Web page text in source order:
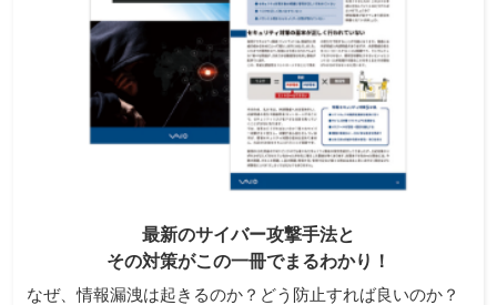
最新のサイバー攻撃手法と
その対策がこの一冊でまるわかり！
なぜ、情報漏洩は起きるのか？どう防止すれば良いのか？